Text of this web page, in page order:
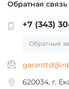
Обратная связь
+7 (343)
Обратный
620034, г.